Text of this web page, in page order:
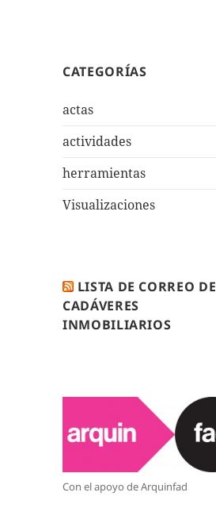
CATEGORÍAS
actas
actividades
herramientas
Visualizaciones
LISTA DE CORREO DE
CADÁVERES
INMOBILIARIOS
Con el apoyo de Arquinfad